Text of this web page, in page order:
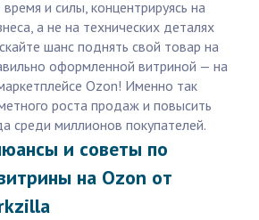
и силы, концентрируясь на
а не на технических деталях
шанс поднять свой товар на
оформленной витриной — на
Ozon! Именно так
роста продаж и повысить
среди миллионов покупателей.
и советы по
на Ozon от